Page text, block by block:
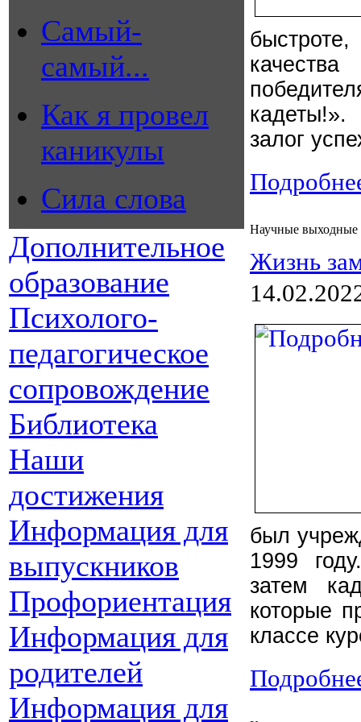
Самый-
самый...
Как я провел
каникулы
Сила слова
Дополнительное
образование
Психолого-
педагогическое
сопровождение
Библиотека
Наши
достижения
Информация для
выпускников
Профориентация
Информация для
родителей
Информация для
залог
Научные
Жизнь
был
1999
затем
которые
классе